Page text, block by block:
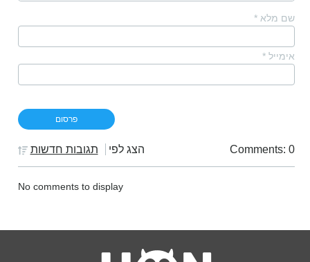
שם מלא *
אימייל *
Comments: 0 הצג לפי תגובות חדשות
No comments to display